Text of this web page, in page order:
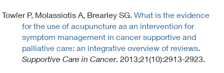
o
E
x
t
e
Towler P, Molassiotis A, Brearley SG. What is the evidence
for the use of acupuncture as an intervention for
symptom management in cancer supportive and
palliative care: an integrative overview of reviews
Supportive Care in Cancer. 2013;21(10):2913-2923.